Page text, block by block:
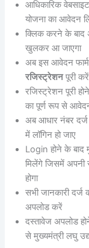
आधिकारिक
योजना का आवेदन
क्लिक करने के
खुलकर आ जाएगा
अब इस आवेदन फार्म
रजिस्ट्रेशनपूरी करें
रजिस्ट्रेशन पूरी
का पूर्ण रूप से
अब आधार नंबर
में लॉगिन हो जाए
Login होने के बाद
मिलेंगे जिसमें अपनी
होगा
सभी जानकारी
अपलोड करें
दस्तावेज अपलोड
से मुख्यमंत्री लघु